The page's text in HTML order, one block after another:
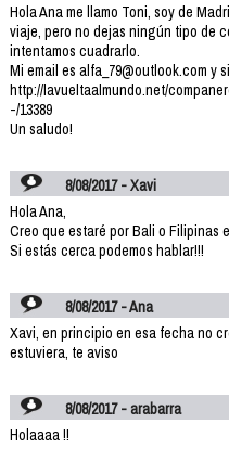
Hola Ana me llamo Toni, soy de
viaje, pero no dejas ningún tipo de
intentamos cuadrarlo.
Mi email es alfa_79@outlook.com y
http://lavueltaalmundo.net/
-/13389
Un saludo!
8/08/2017 - Xavi
Hola Ana,
Creo que estaré por Bali o Filipinas
Si estás cerca podemos hablar!!!
8/08/2017 - Ana
Xavi, en principio en esa fecha no
estuviera, te aviso
8/08/2017 - arabarra
Holaaaa !!